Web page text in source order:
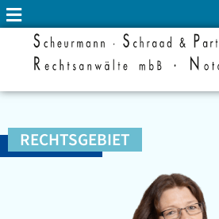
RECHTSGEBIET
MIETRECHT